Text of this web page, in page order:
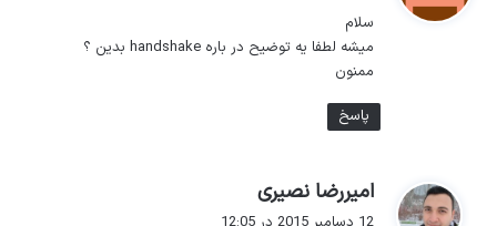
سلام
میشه لطفا یه توضیح در باره handshake بدین ؟
ممنون
پاسخ
امیررضا نصیری
ف